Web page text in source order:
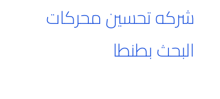
شركه تحسين محركات
البحث بطنطا